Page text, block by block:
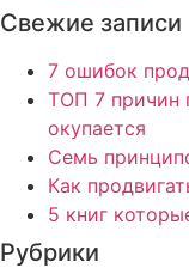
Свежие записи
7 ошибок
ТОП 7 причин
окупается
Семь
Как
5 книг
Рубрики